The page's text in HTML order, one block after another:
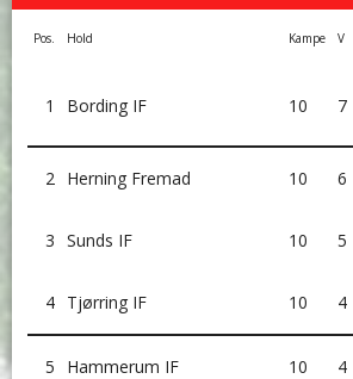
Pos. Hold Kampe V
1 Bording IF 10 7
2 Herning Fremad 10 6
3 Sunds IF 10 5
4 Tjørring IF 10 4
5 Hammerum IF 10 4